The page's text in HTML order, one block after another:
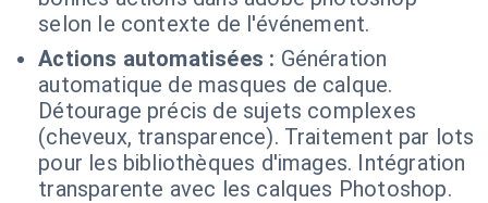
selon le contexte de l'événement.
Actions automatisées : Génération
automatique de masques de calque.
Détourage précis de sujets complexes
(cheveux, transparence). Traitement par lots
pour les bibliothèques d'images. Intégration
transparente avec les calques Photoshop.